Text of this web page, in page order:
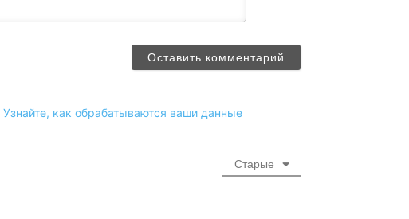
Узнайте, как обрабатываются ваши данные
Старые